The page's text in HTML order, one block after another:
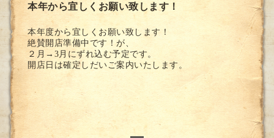
本年から宜しくお願い致します！
本年度から宜しくお願い致します！
絶賛開店準備中です！が、
２月→3月にずれ込む予定です。
開店日は確定しだいご案内いたします。